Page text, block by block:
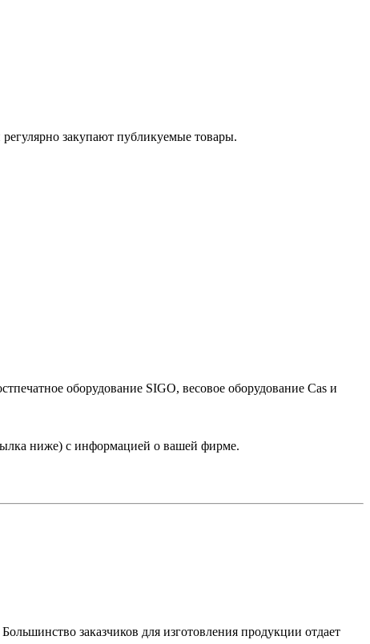
регулярно закупают публикуемые товары.
оборудование SIGO, весовое оборудование Cas и
ниже) с информацией о вашей фирме.
заказчиков для изготовления продукции отдает